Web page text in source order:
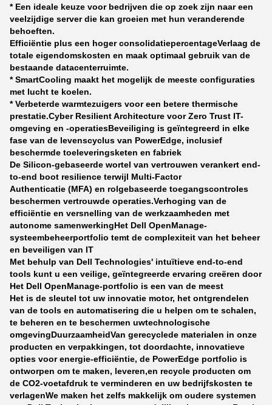
* Een ideale keuze voor bedrijven die op zoek zijn naar een
veelzijdige server die kan groeien met hun veranderende
behoeften.
Efficiëntie plus een hoger consolidatiepercentageVerlaag de
totale eigendomskosten en maak optimaal gebruik van de
bestaande datacenterruimte.
* SmartCooling maakt het mogelijk de meeste configuraties
met lucht te koelen.
* Verbeterde warmtezuigers voor een betere thermische
prestatie.Cyber Resilient Architecture voor Zero Trust IT-
omgeving en -operatiesBeveiliging is geïntegreerd in elke
fase van de levenscyclus van PowerEdge, inclusief
beschermde toeleveringsketen en fabriek
De Silicon-gebaseerde wortel van vertrouwen verankert end-
to-end boot resilience terwijl Multi-Factor
Authenticatie (MFA) en rolgebaseerde toegangscontroles
beschermen vertrouwde operaties.Verhoging van de
efficiëntie en versnelling van de werkzaamheden met
autonome samenwerkingHet Dell OpenManage-
systeembeheerportfolio temt de complexiteit van het beheer
en beveiligen van IT
Met behulp van Dell Technologies' intuïtieve end-to-end
tools kunt u een veilige, geïntegreerde ervaring creëren door
Het Dell OpenManage-portfolio is een van de meest
Het is de sleutel tot uw innovatie motor, het ontgrendelen
van de tools en automatisering die u helpen om te schalen,
te beheren en te beschermen uwtechnologische
omgevingDuurzaamheidVan gerecyclede materialen in onze
producten en verpakkingen, tot doordachte, innovatieve
opties voor energie-efficiëntie, de PowerEdge portfolio is
ontworpen om te maken, leveren,en recycle producten om
de CO2-voetafdruk te verminderen en uw bedrijfskosten te
verlagenWe maken het zelfs makkelijk om oudere systemen